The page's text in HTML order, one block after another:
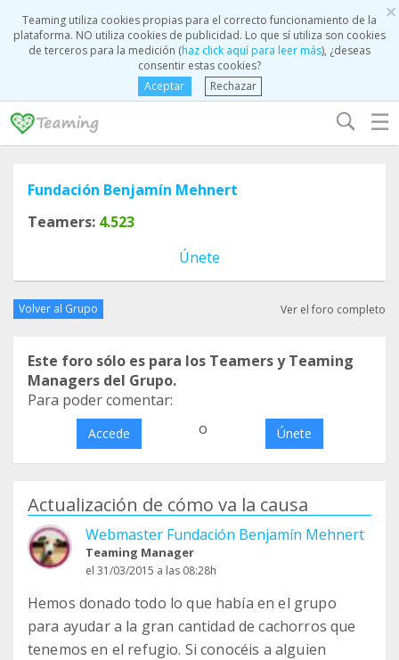
×
Teaming utiliza cookies propias para el correcto funcionamiento de la
plataforma. NO utiliza cookies de publicidad. Lo que sí utiliza son cookies
de terceros para la medición (haz click aquí para leer más), ¿deseas
consentir estas cookies?
Aceptar
Rechazar
☰
Fundación Benjamín Mehnert
Teamers: 4.523
Únete
Volver al Grupo Ver el foro completo
Este foro sólo es para los Teamers y Teaming
Managers del Grupo.
Para poder comentar:
Accede o Únete
Actualización de cómo va la causa
Webmaster Fundación Benjamín Mehnert
Teaming Manager
el 31/03/2015 a las 08:28h
Hemos donado todo lo que había en el grupo
para ayudar a la gran cantidad de cachorros que
tenemos en el refugio. Si conocéis a alguien